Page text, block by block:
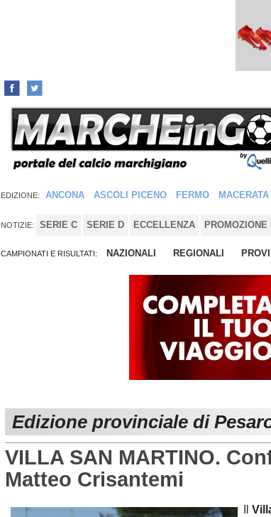
EDIZIONE: ANCONA ASCOLI PICENO FERMO MACERATA
NOTIZIE: SERIE C SERIE D ECCELLENZA PROMOZIONE
CAMPIONATI E RISULTATI: NAZIONALI REGIONALI
Edizione provinciale di
VILLA SAN MARTINO.
Matteo Crisantemi